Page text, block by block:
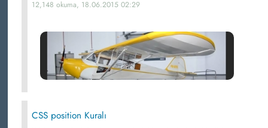
12,148 okuma, 18.06.2015 02:29
CSS position Kuralı